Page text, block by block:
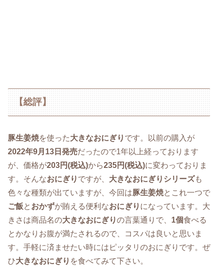
【総評】
豚生姜焼を使った大きなおにぎり です。以前の購入が
2022年9月13日発売だったので1年以上経っております
が、価格が203円(税込)から235円(税込)に変わっておりま
す。そんなおにぎり ですが、 大きなおにぎりシリーズも
色々な種類が出ていますが、今回は豚生姜焼とこれ一つで
ご飯と おかずが賄える便利なおにぎり になっています。大
きさは商品名の大きなおにぎりの言葉通りで、 1個食べる
とかなりお腹が満たされるので、コスパは良いと思いま
す。手軽に済ませたい時にはピッタリのおにぎりです。ぜ
ひ大きなおにぎり を食べてみて下さい。